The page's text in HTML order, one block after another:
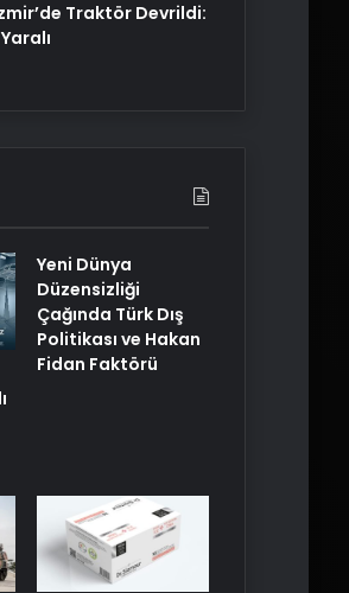
Traktör Devrildi:
Yaralı
Yeni Dünya
Düzensizliği
Çağında Türk Dış
Politikası ve Hakan
Fidan Faktörü